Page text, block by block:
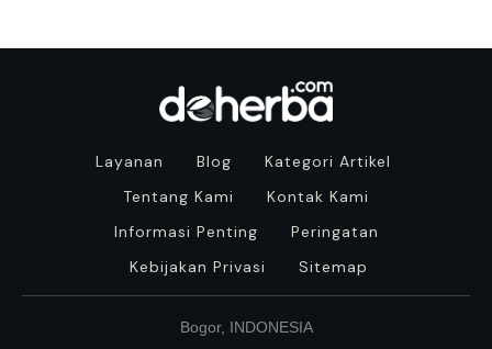
Layanan Blog
Kategori Artikel
Tentang Kami
Kontak Kami
Informasi Penting
Peringatan
Kebijakan Privasi
Sitemap
Bogor, INDONESIA